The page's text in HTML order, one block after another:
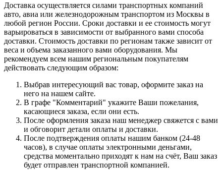
Доставка осуществляется силами транспортных компаний
авто, авиа или железнодорожным транспортом из Москвы в
любой регион России. Сроки доставки и ее стоимость могут
варьироваться в зависимости от выбранного вами способа
доставки. Стоимость доставки по регионам также зависит от
веса и объема заказанного вами оборудования. Мы
рекомендуем всем нашим региональным покупателям
действовать следующим образом:
Выбрав интересующий вас товар, оформите заказ на
него на нашем сайте.
В графе "Комментарий" укажите Ваши пожелания,
касающиеся заказа, если они есть.
После оформления заказа наш менеджер свяжется с вами
и обговорит детали оплаты и доставки.
После подтверждения оплаты нашим банком (24-48
часов), в случае оплаты электронными деньгами,
средства моментально приходят к нам на счёт, Ваш заказ
будет отправлен транспортной компанией.